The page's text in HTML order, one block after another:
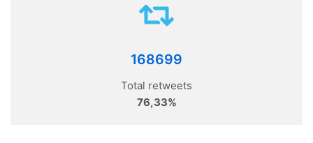
168699
Total retweets
76,33%